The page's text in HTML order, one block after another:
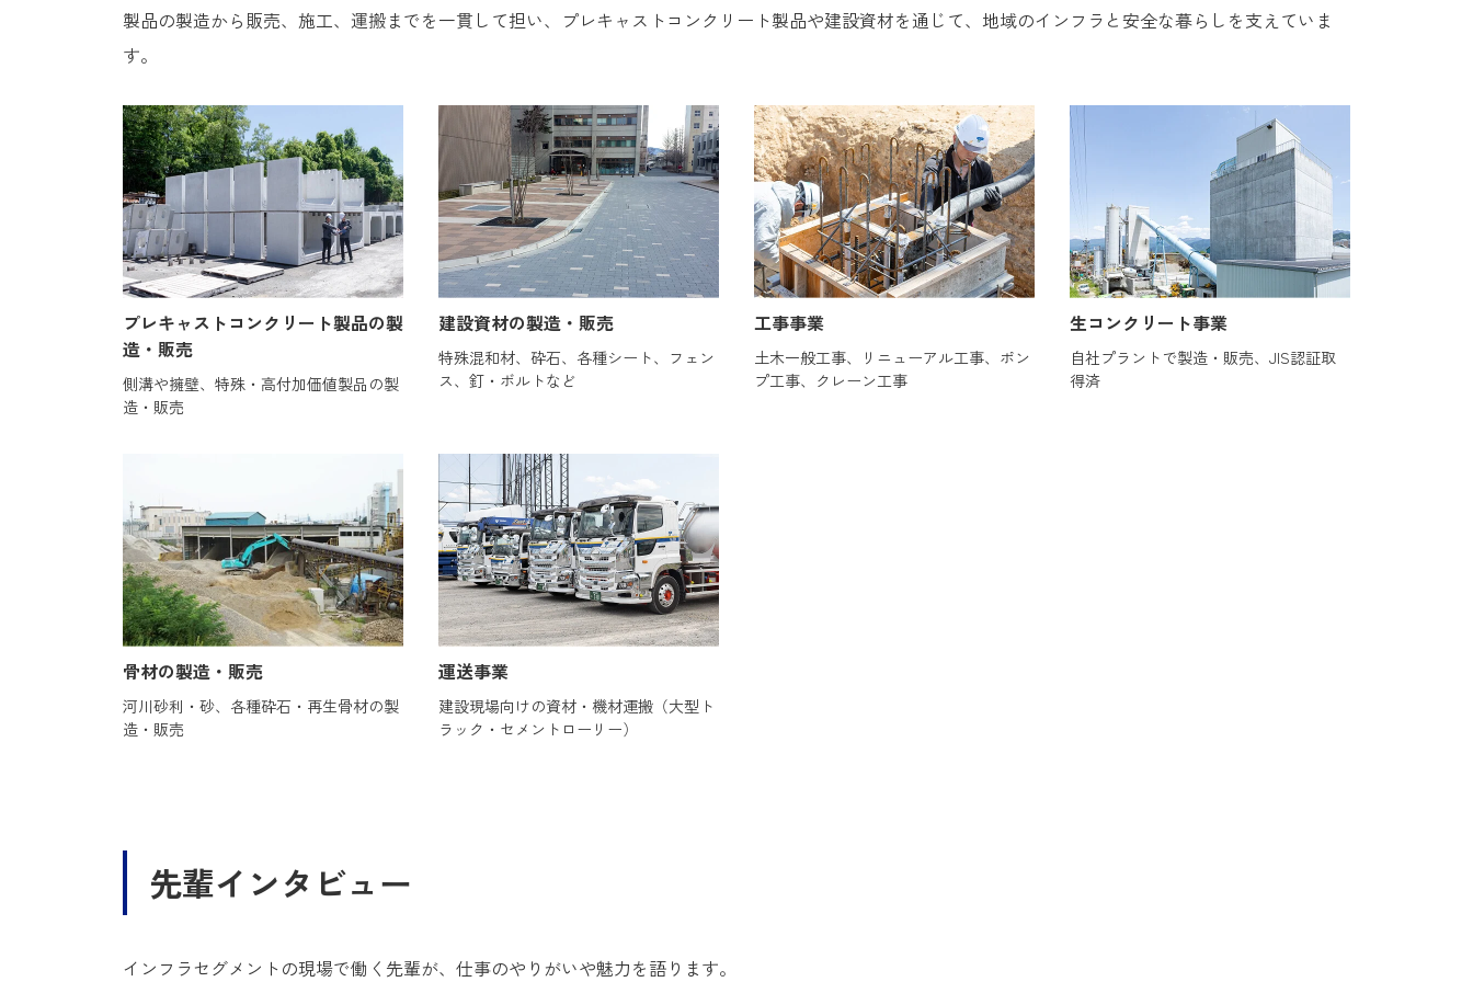
製品の製造から販売、施工、運搬までを一貫して担い、プレキャストコンクリート製品や建設資材を通じて、地域のインフラと安全な暮らしを支えていま
す。
プレキャストコンクリート製品の製
造・販売
側溝や擁壁、特殊・高付加価値製品の製
造・販売
建設資材の製造・販売
特殊混和材、砕石、各種シート、フェン
ス、釘・ボルトなど
工事事業
土木一般工事、リニューアル工事、ポン
プ工事、クレーン工事
生コンクリート事業
自社プラントで製造・販売、JIS認証取
得済
骨材の製造・販売
河川砂利・砂、各種砕石・再生骨材の製
造・販売
運送事業
建設現場向けの資材・機材運搬（大型ト
ラック・セメントローリー）
先輩インタビュー
インフラセグメントの現場で働く先輩が、仕事のやりがいや魅力を語ります。